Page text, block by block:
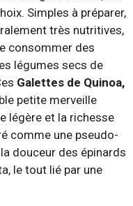
Simples à préparer,
très nutritives,
consommer des
légumes secs de
Galettes de Quinoa,
petite merveille
légère et la richesse
comme une pseudo-
douceur des épinards
le tout lié par une